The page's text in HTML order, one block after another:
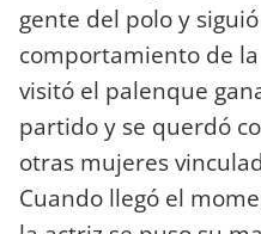
gente del polo y
comportamiento de
visitó el palenque
partido y se querdó
otras mujeres
Cuando llegó el